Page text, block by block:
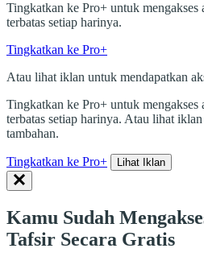
Tingkatkan ke Pro+ untuk mengakses
terbatas setiap harinya.
Tingkatkan ke Pro+
Atau lihat iklan untuk mendapatkan
Tingkatkan ke Pro+ untuk mengakses
terbatas setiap harinya. Atau lihat
tambahan.
Tingkatkan ke Pro+ Lihat Iklan
Kamu Sudah
Tafsir Secara Gratis